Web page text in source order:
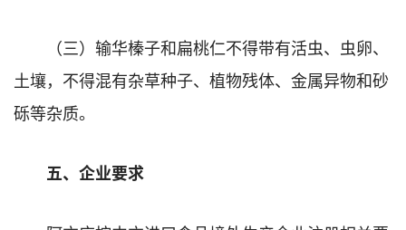
（三）输华榛子和扁桃仁不得带有活虫、虫卵、
土壤，不得混有杂草种子、植物残体、金属异物和砂
砾等杂质。
五、企业要求